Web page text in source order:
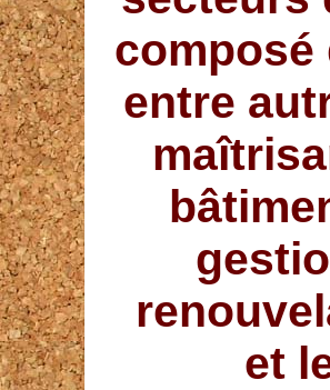
composé
entre
et